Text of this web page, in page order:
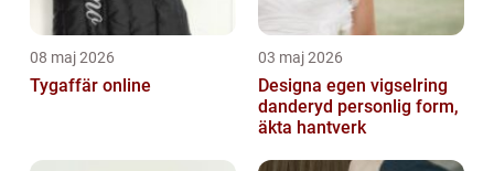
08 maj 2026
Tygaffär online
03 maj 2026
Designa egen vigselring
danderyd personlig form,
äkta hantverk